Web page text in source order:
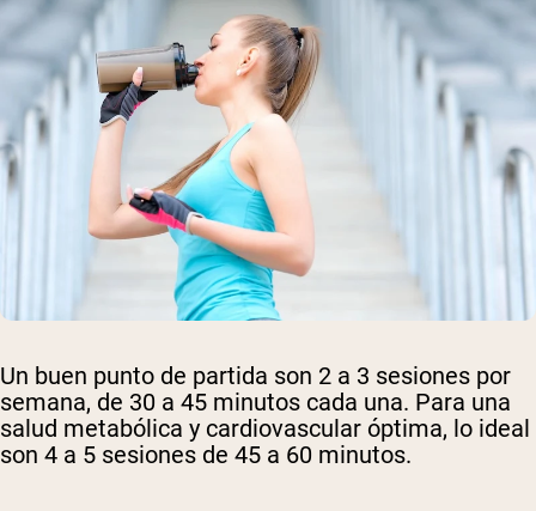
Un buen punto de partida son 2 a 3 sesiones por
semana, de 30 a 45 minutos cada una. Para una
salud metabólica y cardiovascular óptima, lo ideal
son 4 a 5 sesiones de 45 a 60 minutos.